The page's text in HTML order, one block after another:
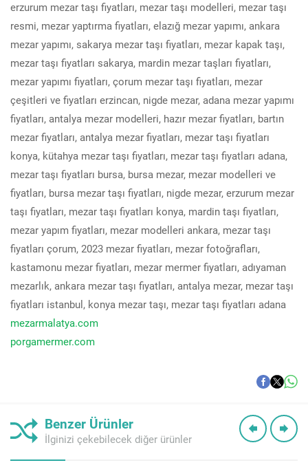
erzurum mezar taşı fiyatları, mezar taşı modelleri, mezar taşı
resmi, mezar yaptırma fiyatları, elazığ mezar yapımı, ankara
mezar yapımı, sakarya mezar taşı fiyatları, mezar kapak taşı,
mezar taşı fiyatları sakarya, mardin mezar taşları fiyatları,
mezar yapımı fiyatları, çorum mezar taşı fiyatları, mezar
çeşitleri ve fiyatları erzincan, nigde mezar, adana mezar yapımı
fiyatları, antalya mezar modelleri, hazır mezar fiyatları, bartın
mezar fiyatları, antalya mezar fiyatları, mezar taşı fiyatları
konya, kütahya mezar taşı fiyatları, mezar taşı fiyatları adana,
mezar taşı fiyatları bursa, bursa mezar, mezar modelleri ve
fiyatları, bursa mezar taşı fiyatları, nigde mezar, erzurum mezar
taşı fiyatları, mezar taşı fiyatları konya, mardin taşı fiyatları,
mezar yapım fiyatları, mezar modelleri ankara, mezar taşı
fiyatları çorum, 2023 mezar fiyatları, mezar fotoğrafları,
kastamonu mezar fiyatları, mezar mermer fiyatları, adıyaman
mezarlık, ankara mezar taşı fiyatları, antalya mezar, mezar taşı
fiyatları istanbul, konya mezar taşı, mezar taşı fiyatları adana
mezarmalatya.com
porgamermer.com
Benzer Ürünler
İlginizi çekebilecek diğer ürünler